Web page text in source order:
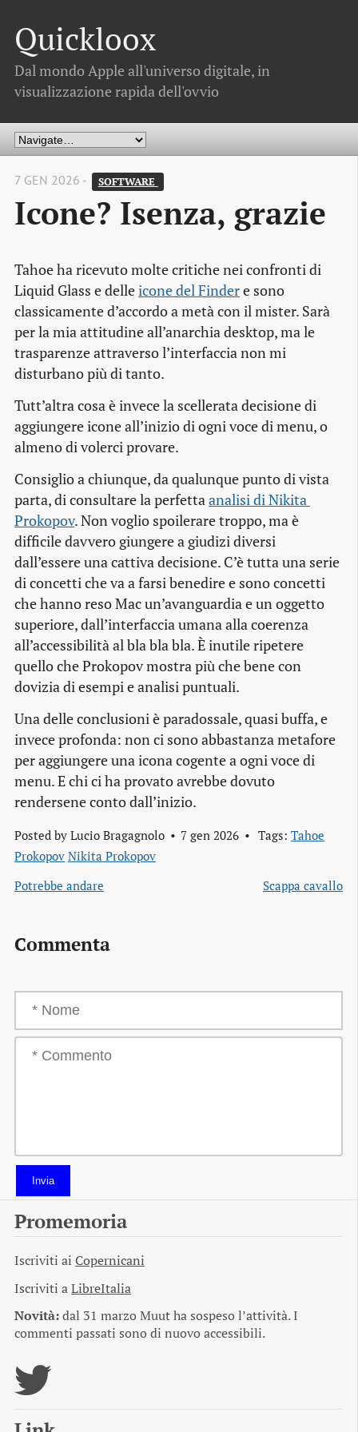
Quickloox
Dal mondo Apple all'universo digitale, in
visualizzazione rapida dell'ovvio
7 GEN 2026 - SOFTWARE
Icone? Isenza, grazie
Tahoe ha ricevuto molte critiche nei confronti di
Liquid Glass e delleicone del Findere sono
classicamente d’accordo a metà con il mister. Sarà
per la mia attitudine all’anarchia desktop, ma le
trasparenze attraverso l’interfaccia non mi
disturbano più di tanto.
Tutt’altra cosa è invece la scellerata decisione di
aggiungere icone all’inizio di ogni voce di menu, o
almeno di volerci provare.
Consiglio a chiunque, da qualunque punto di vista
parta, di consultare la perfettaanalisi di Nikita
Prokopov. Non voglio spoilerare troppo, ma è
difficile davvero giungere a giudizi diversi
dall’essere una cattiva decisione. C’è tutta una serie
di concetti che va a farsi benedire e sono concetti
che hanno reso Mac un’avanguardia e un oggetto
superiore, dall’interfaccia umana alla coerenza
all’accessibilità al bla bla bla. È inutile ripetere
quello che Prokopov mostra più che bene con
dovizia di esempi e analisi puntuali.
Una delle conclusioni è paradossale, quasi buffa, e
invece profonda: non ci sono abbastanza metafore
per aggiungere una icona cogente a ogni voce di
menu. E chi ci ha provato avrebbe dovuto
rendersene conto dall’inizio.
Posted by Lucio Bragagnolo 7 gen 2026 Tags: Tahoe
Prokopov Nikita Prokopov
Potrebbe andare
Scappa cavallo
Commenta
Invia
Promemoria
Iscriviti ai Copernicani
Iscriviti aLibreItalia
Novità:dal 31 marzo Muut ha sospeso l’attività. I
commenti passati sono di nuovo accessibili.